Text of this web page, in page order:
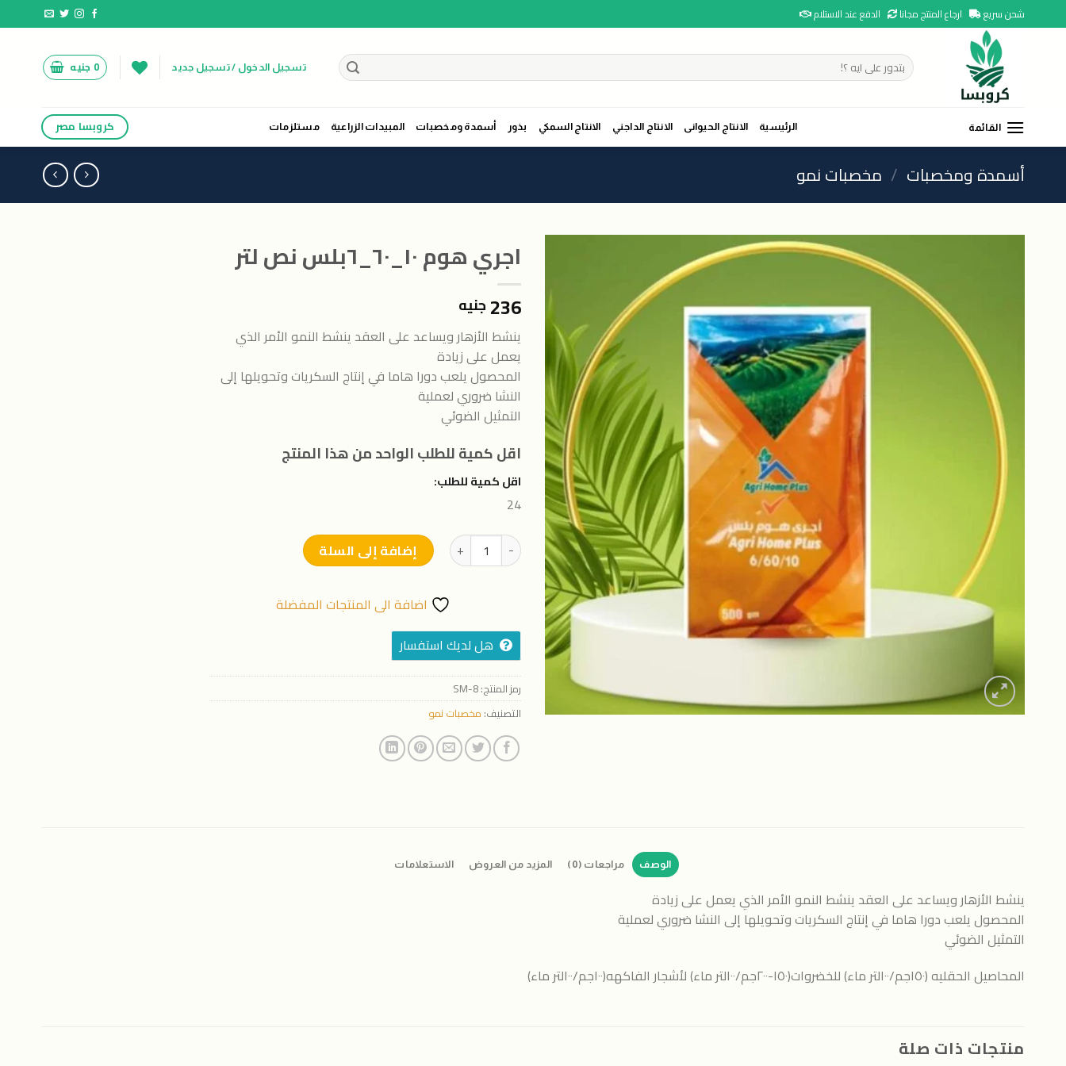
to
شحن سريع ارجاع المنتج مجانا الدفع عند الاستلام
البحث
عن:
تسجيل الدخول / تسجيل جديد 0 جنيه
القائمة الرئيسية الانتاج الحيوانى الانتاج الداجني الانتاج السمكي بذور أسمدة ومخصبات المبيدات الزراعية مستلزمات كروبسا مصر
أسمدة ومخصبات / مخصبات نمو
اضافة
الى
المنتجات
المفضلة
اجري هوم ١٠_٦٠_٦بلس نص لتر
236 جنيه
ينشط الأزهار ويساعد على العقد ينشط النمو الأمر الذي
يعمل على زيادة
المحصول يلعب دورا هاما في إنتاج السكريات وتحويلها إلى
النشا ضروري لعملية
التمثيل الضوئي
اقل كمية للطلب الواحد من هذا المنتج
اقل كمية للطلب:
24
كمية اجري هوم ١٠_٦٠_٦بلس نص لتر إضافة إلى السلة
اضافة الى المنتجات المفضلة
هل لديك استفسار
رمز المنتج:SM-8
التصنيف: مخصبات نمو
الوصف مراجعات (0) المزيد من العروض الاستعلامات
ينشط الأزهار ويساعد على العقد ينشط النمو الأمر الذي يعمل على زيادة
المحصول يلعب دورا هاما في إنتاج السكريات وتحويلها إلى النشا ضروري لعملية
التمثيل الضوئي
المحاصيل الحقليه (١٥٠جم/١٠٠لتر ماء) للخضروات(١٥٠-٢٠٠جم/١٠٠لتر ماء) لأشجار الفاكهه(١٠٠جم/١٠٠لتر ماء)
منتجات ذات صلة